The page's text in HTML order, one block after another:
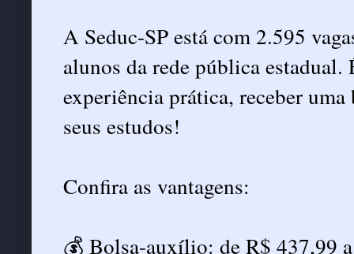
A Seduc-SP está com 2.595
alunos da rede pública
experiência prática, receber
seus estudos!
Confira as vantagens:
💰 Bolsa-auxílio: de R$ 437,99